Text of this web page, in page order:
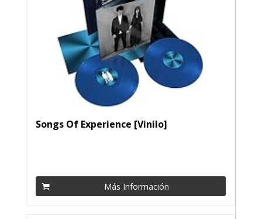
Songs Of Experience [Vinilo]
Más Información